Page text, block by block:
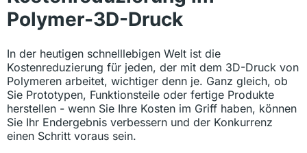
Polymer-3D-Druck
In der heutigen schnelllebigen Welt ist die
Kostenreduzierung für jeden, der mit dem 3D-Druck von
Polymeren arbeitet, wichtiger denn je. Ganz gleich, ob
Sie Prototypen, Funktionsteile oder fertige Produkte
herstellen - wenn Sie Ihre Kosten im Griff haben, können
Sie Ihr Endergebnis verbessern und der Konkurrenz
einen Schritt voraus sein.